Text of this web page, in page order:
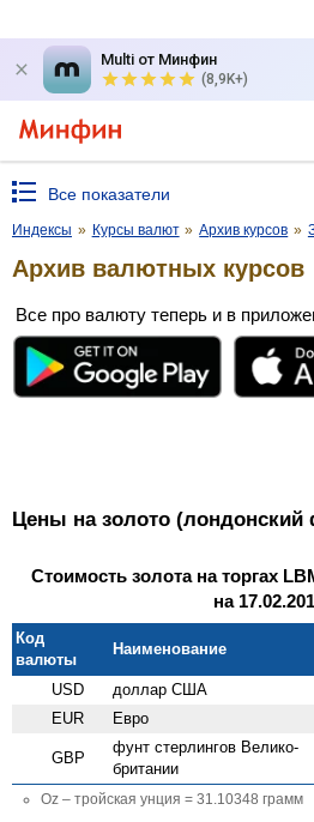
Multi от Минфин
(8,9K+)
Все показатели
Индексы » Курсы валют » Архив курсов »
Архив валютных курсов
Все про валюту теперь и в
Цены на золото (лондонский
Стоимость золота на торгах
на
Код
валюты
Наименование
USD доллар США
EUR Евро
GBP
фунт стерлингов Велико­
британии
Oz – тройская унция = 31.10348 грамм